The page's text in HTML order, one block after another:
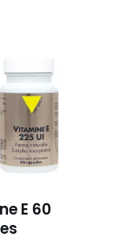
E 60